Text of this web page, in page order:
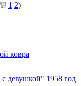
1 2)
ковра
девушкой" 1958 год